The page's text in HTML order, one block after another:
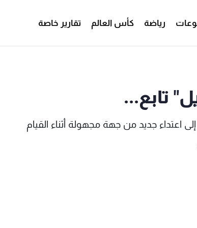
رياضة كأس العالم تقارير خاصة
تابع...
جديد من جهة مجهولة أثناء القيام